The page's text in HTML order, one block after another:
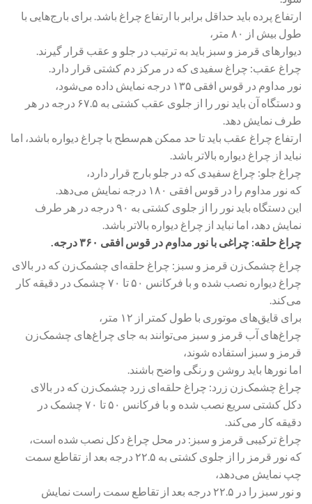
ارتفاع پرده باید حداقل برابر با ارتفاع چراغ باشد. برای بارج‌هایی با
طول بیش از ۸۰ متر،
دیوارهای قرمز و سبز باید به ترتیب در جلو و عقب قرار گیرند.
چراغ عقب: چراغ سفیدی که در مرکز دم کشتی قرار دارد.
نور مداوم در قوس افقی ۱۳۵ درجه نمایش داده می‌شود،
و دستگاه آن باید نور را از جلوی عقب کشتی به ۶۷.۵ درجه در هر
طرف نمایش دهد.
ارتفاع چراغ عقب باید تا حد ممکن هم‌سطح با چراغ دیواره باشد، اما
نباید از چراغ دیواره بالاتر باشد.
چراغ جلو: چراغ سفیدی که در جلو بارج قرار دارد،
که نور مداوم را در قوس افقی ۱۸۰ درجه نمایش می‌دهد.
این دستگاه باید نور را از جلوی کشتی به ۹۰ درجه در هر طرف
نمایش دهد، اما نباید از چراغ دیواره بالاتر باشد.
چراغ حلقه: چراغی با نور مداوم در قوس افقی ۳۶۰ درجه.
چراغ چشمک‌زن قرمز و سبز: چراغ حلقه‌ای چشمک‌زن که در بالای
چراغ دیواره نصب شده و با فرکانس ۵۰ تا ۷۰ چشمک در دقیقه کار
می‌کند.
برای قایق‌های موتوری با طول کمتر از ۱۲ متر،
چراغ‌های آب قرمز و سبز می‌توانند به جای چراغ‌های چشمک‌زن
قرمز و سبز استفاده شوند،
اما نورها باید روشن و رنگی واضح باشند.
چراغ چشمک‌زن زرد: چراغ حلقه‌ای زرد چشمک‌زن که در بالای
دکل کشتی سریع نصب شده و با فرکانس ۵۰ تا ۷۰ چشمک در
دقیقه کار می‌کند.
چراغ ترکیبی قرمز و سبز: در محل چراغ دکل نصب شده است،
که نور قرمز را از جلوی کشتی به ۲۲.۵ درجه بعد از تقاطع سمت
چپ نمایش می‌دهد،
و نور سبز را در ۲۲.۵ درجه بعد از تقاطع سمت راست نمایش